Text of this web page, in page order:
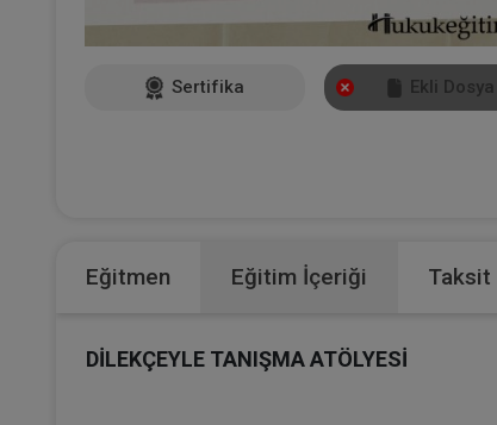
Sertifika Ekli Dosya
Eğitmen Eğitim İçeriği Taksit
DİLEKÇEYLE TANIŞMA ATÖLYESİ